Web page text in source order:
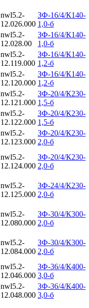
nwl5.2-
12.026.000
ЗФ-16/4/К140-
1,0-б
nwl5.2-
12.028.00
ЗФ-16/4/К140-
1,0-б
nwl5.2-
12.119.000
ЗФ-16/4/К140-
1,2-б
nwl5.2-
12.120.000
ЗФ-16/4/К140-
1,2-б
nwl5.2-
12.121.000
ЗФ-20/4/К230-
1,5-б
nwl5.2-
12.122.000
ЗФ-20/4/К230-
1,5-б
nwl5.2-
12.123.000
ЗФ-20/4/К230-
2,0-б
nwl5.2-
12.124.000
ЗФ-20/4/К230-
2,0-б
nwl5.2-
12.125.000
ЗФ-24/4/К230-
2,0-б
nwl5.2-
12.080.000
ЗФ-30/4/К300-
2,0-б
nwl5.2-
12.084.000
ЗФ-30/4/К300-
2,0-б
nwl5.2-
12.046.000
ЗФ-36/4/К400-
3,0-б
nwl5.2-
12.048.000
ЗФ-36/4/К400-
3,0-б